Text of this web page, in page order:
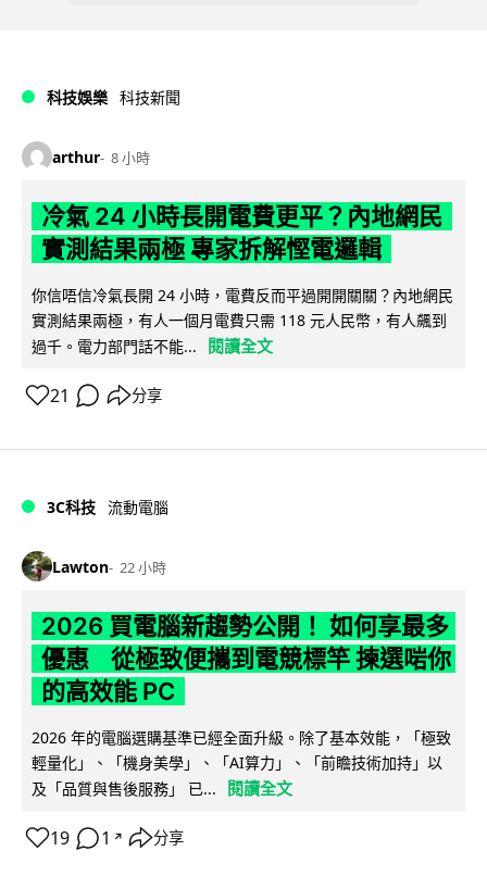
科技娛樂 科技新聞
arthur 8 小時
冷氣 24 小時長開電費更平？內地網民
實測結果兩極 專家拆解慳電邏輯
你信唔信冷氣長開 24 小時，電費反而平過開開關關？內地網民
實測結果兩極，有人一個月電費只需 118 元人民幣，有人飆到
過千。電力部門話不能...
閱讀全文
21 分享
3C科技 流動電腦
Lawton 22 小時
2026 買電腦新趨勢公開！ 如何享最多
優惠 從極致便攜到電競標竿 揀選啱你
的高效能 PC
2026 年的電腦選購基準已經全面升級。除了基本效能，「極致
輕量化」、「機身美學」、「AI算力」、「前瞻技術加持」以
及「品質與售後服務」 已...
閱讀全文
19 1 ↗ 分享